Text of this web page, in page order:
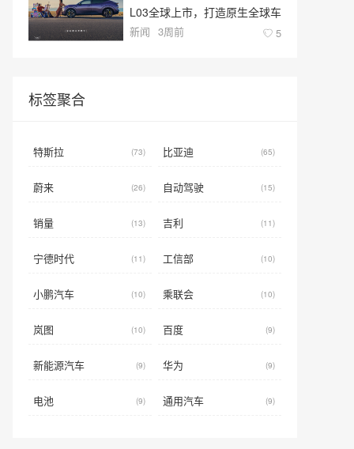
L03全球上市，打造原生全球车
型新标杆
新闻 3周前 5
标签聚合
特斯拉 (73) 比亚迪 (65)
蔚来 (26) 自动驾驶 (15)
销量 (13) 吉利 (11)
宁德时代 (11) 工信部 (10)
小鹏汽车 (10) 乘联会 (10)
岚图 (10) 百度 (9)
新能源汽车 (9) 华为 (9)
电池 (9) 通用汽车 (9)